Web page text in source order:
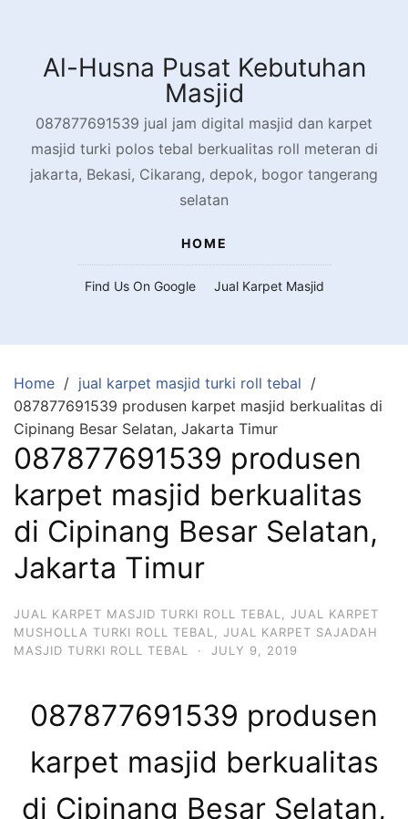
contentAl-Husna Pusat Kebutuhan
Masjid
087877691539 jual jam digital masjid dan karpet
masjid turki polos tebal berkualitas roll meteran di
jakarta, Bekasi, Cikarang, depok, bogor tangerang
selatan
HOME
Find Us On Google Jual Karpet Masjid
Home
jual karpet masjid turki roll tebal
087877691539 produsen karpet masjid berkualitas di
Cipinang Besar Selatan, Jakarta Timur
087877691539 produsen
karpet masjid berkualitas
di Cipinang Besar Selatan,
Jakarta Timur
JUAL KARPET MASJID TURKI ROLL TEBAL
JUAL KARPET
MUSHOLLA TURKI ROLL TEBAL
JUAL KARPET SAJADAH
MASJID TURKI ROLL TEBAL
· JULY 9, 2019
087877691539 produsen
karpet masjid berkualitas
di Cipinang Besar Selatan,